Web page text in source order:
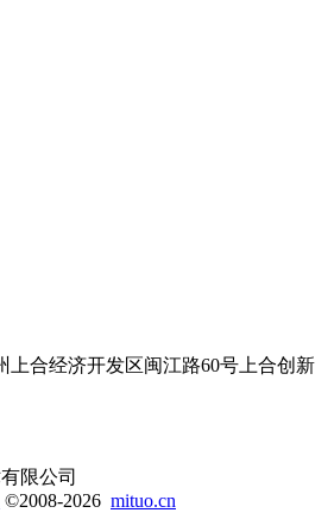
上合经济开发区闽江路60号上合创新
限公司
©2008-2026 mituo.cn